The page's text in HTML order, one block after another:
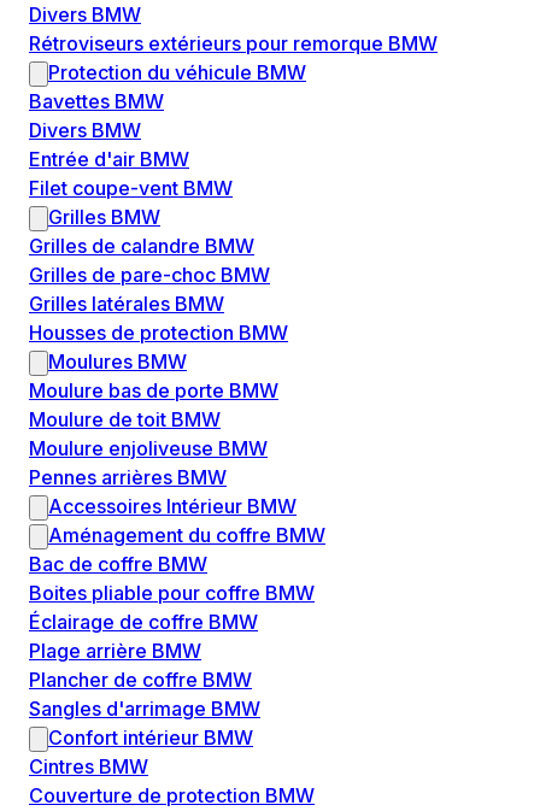
Divers BMW
Rétroviseurs extérieurs pour remorque BMW
Protection du véhicule BMW
Bavettes BMW
Divers BMW
Entrée d'air BMW
Filet coupe-vent BMW
Grilles BMW
Grilles de calandre BMW
Grilles de pare-choc BMW
Grilles latérales BMW
Housses de protection BMW
Moulures BMW
Moulure bas de porte BMW
Moulure de toit BMW
Moulure enjoliveuse BMW
Pennes arrières BMW
Accessoires Intérieur BMW
Aménagement du coffre BMW
Bac de coffre BMW
Boites pliable pour coffre BMW
Éclairage de coffre BMW
Plage arrière BMW
Plancher de coffre BMW
Sangles d'arrimage BMW
Confort intérieur BMW
Cintres BMW
Couverture de protection BMW